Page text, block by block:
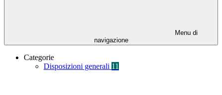
Menu di
navigazione
Categorie
Disposizioni generali 11